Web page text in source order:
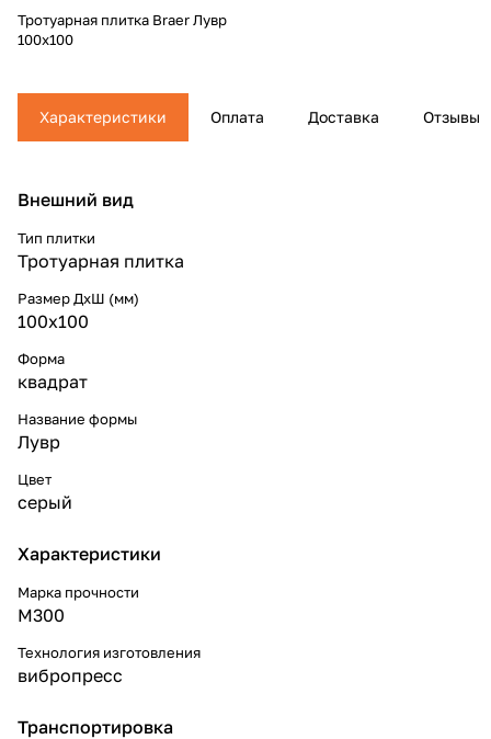
Тротуарная плитка Braer Лувр
100x100
Характеристики Оплата Доставка Отзывы
Внешний вид
Тип плитки
Тротуарная плитка
Размер ДхШ (мм)
100x100
Форма
квадрат
Название формы
Лувр
Цвет
серый
Характеристики
Марка прочности
М300
Технология изготовления
вибропресс
Транспортировка